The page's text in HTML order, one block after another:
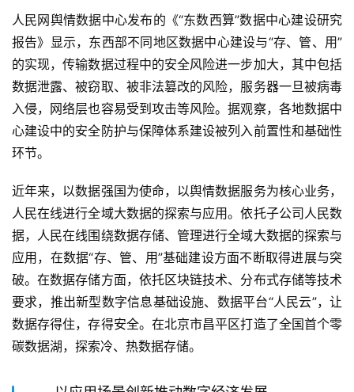
人民网舆情数据中心发布的《“东数西算”数据中心建设研究
报告》显示，东西部不同地区数据中心建设与“存、管、用”
的实现，传输数据过程中的安全风险进一步加大，其中包括
数据泄露、被窃取、被非法篡改的风险，服务器一旦被病毒
入侵，网络层也容易受到攻击等风险。据观察，各地数据中
心建设中的安全防护与保障体系建设被列入前置性和基础性
环节。
近年来，以数据强国为使命，以舆情数据服务为核心业务，
人民在线进行全域大数据的探索与应用。依托子公司人民数
据，人民在线围绕数据存储、管理进行全域大数据的探索与
应用，在数据“存、管、用”基础建设方面不断取得进展与突
破。在数据存储方面，依托区块链技术、分布式存储等技术
要求，推出新型数字信息基础设施、数据平台“人民云”，让
数据存得住，存得安全。在北京市昌平区打造了全国首个零
碳数据湖，探索冷、热数据存储。